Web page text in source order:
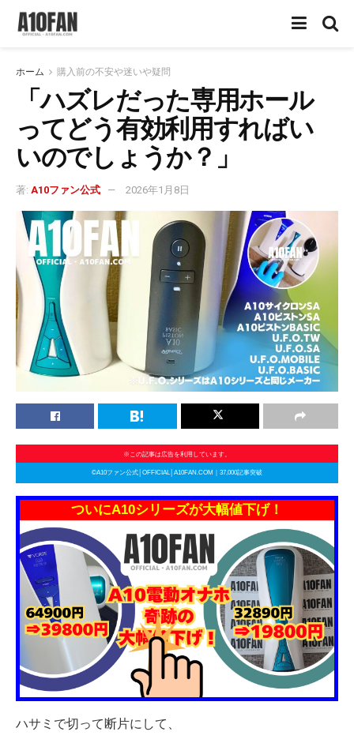
ホーム 購入前の不安や迷いや疑問
「ハズレだった専用ホール
ってどう有効利用すればい
いのでしょうか？」
著: A10ファン公式 2026年1月8日
※この記事は広告を利用しています。
©A10ファン公式│OFFICIAL│A10FAN.COM｜37,000記事突破
ついにA10シリーズが大幅値下げ！
ハサミで切って断片にして、